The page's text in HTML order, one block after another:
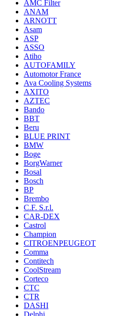
AMC Filter
ANAM
ARNOTT
Asam
ASP
ASSO
Atiho
AUTOFAMILY
Automotor France
Ava Cooling Systems
AXITO
AZTEC
Bando
BBT
Beru
BLUE PRINT
BMW
Boge
BorgWarner
Bosal
Bosch
BP
Brembo
C.F. S.r.l.
CAR-DEX
Castrol
Champion
CITROENPEUGEOT
Comma
Contitech
CoolStream
Corteco
CTC
CTR
DASHI
Delphi